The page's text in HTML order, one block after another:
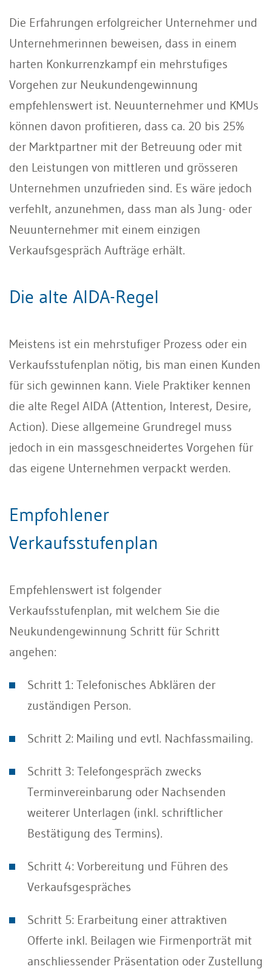
Die Erfahrungen erfolgreicher Unternehmer und
Unternehmerinnen beweisen, dass in einem
harten Konkurrenzkampf ein mehrstufiges
Vorgehen zur Neukundengewinnung
empfehlenswert ist. Neuunternehmer und KMUs
können davon profitieren, dass ca. 20 bis 25%
der Marktpartner mit der Betreuung oder mit
den Leistungen von mittleren und grösseren
Unternehmen unzufrieden sind. Es wäre jedoch
verfehlt, anzunehmen, dass man als Jung- oder
Neuunternehmer mit einem einzigen
Verkaufsgespräch Aufträge erhält.
Die alte AIDA-Regel
Meistens ist ein mehrstufiger Prozess oder ein
Verkaufsstufenplan nötig, bis man einen Kunden
für sich gewinnen kann. Viele Praktiker kennen
die alte Regel AIDA (Attention, Interest, Desire,
Action). Diese allgemeine Grundregel muss
jedoch in ein massgeschneidertes Vorgehen für
das eigene Unternehmen verpackt werden.
Empfohlener
Verkaufsstufenplan
Empfehlenswert ist folgender
Verkaufsstufenplan, mit welchem Sie die
Neukundengewinnung Schritt für Schritt
angehen:
Schritt 1: Telefonisches Abklären der
zuständigen Person.
Schritt 2: Mailing und evtl. Nachfassmailing.
Schritt 3: Telefongespräch zwecks
Terminvereinbarung oder Nachsenden
weiterer Unterlagen (inkl. schriftlicher
Bestätigung des Termins).
Schritt 4: Vorbereitung und Führen des
Verkaufsgespräches
Schritt 5: Erarbeitung einer attraktiven
Offerte inkl. Beilagen wie Firmenporträt mit
anschliessender Präsentation oder Zustellung